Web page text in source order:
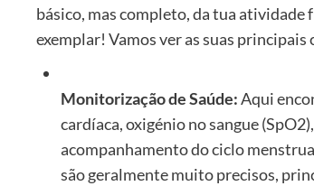
básico, mas completo, da tua atividade
exemplar! Vamos ver as suas
Monitorização de Saúde:Aqui
cardíaca, oxigénio no sangue
acompanhamento do ciclo
são geralmente muito precisos,